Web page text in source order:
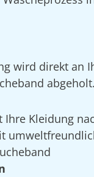
wird direkt an
abgeholt.
Ihre Kleidung